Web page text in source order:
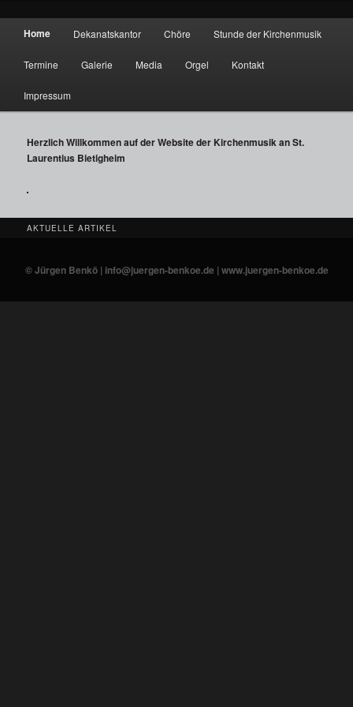
Laurentiusmusik-Bietigheim
Hauptmenü
Zum Inhalt wechseln
Zum sekundären Inhalt wechseln
Home Dekanatskantor Chöre Stunde der Kirchenmusik
Termine Galerie Media Orgel Kontakt
Impressum
Herzlich Willkommen auf der Website der Kirchenmusik an St.
Laurentius Bietigheim
AKTUELLE ARTIKEL
© Jürgen Benkö | info@juergen-benkoe.de | www.juergen-benkoe.de